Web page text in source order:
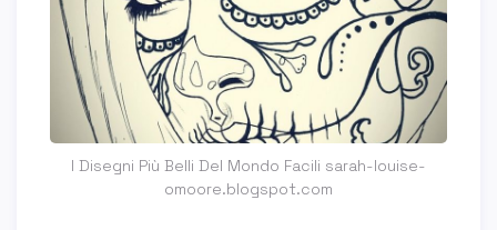
I Disegni Più Belli Del Mondo Facili sarah-louise-
omoore.blogspot.com